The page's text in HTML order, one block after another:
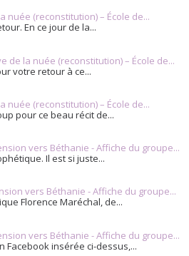
nuée (reconstitution) – École de...
En ce jour de la...
de la nuée (reconstitution) – École de...
votre retour à ce...
nuée (reconstitution) – École de...
pour ce beau récit de...
vers Béthanie - Affiche du groupe...
Il est si juste...
vers Béthanie - Affiche du groupe...
Florence Maréchal, de...
vers Béthanie - Affiche du groupe...
Facebook insérée ci-dessus,...